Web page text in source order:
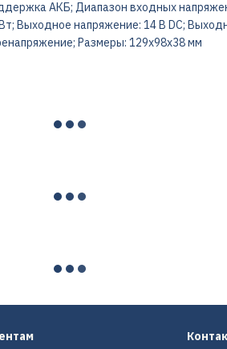
АКБ; Диапазон входных
Выходное напряжение: 14 В DC;
Размеры: 129х98х38 мм